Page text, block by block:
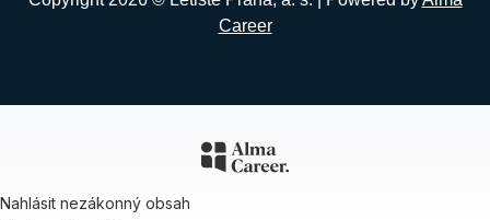
Career
Nahlásit nezákonný obsah